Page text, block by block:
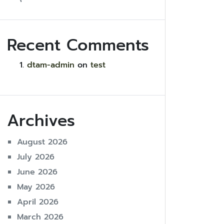
Recent Comments
dtam-admin on test
Archives
August 2026
July 2026
June 2026
May 2026
April 2026
March 2026